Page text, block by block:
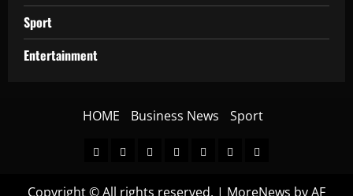
Sport
Entertainment
HOME Business News Sport
HOMEBeritahot
BusinessKesehatan
SportEntertainment
Copyright © All rights reserved. | MoreNews by AF